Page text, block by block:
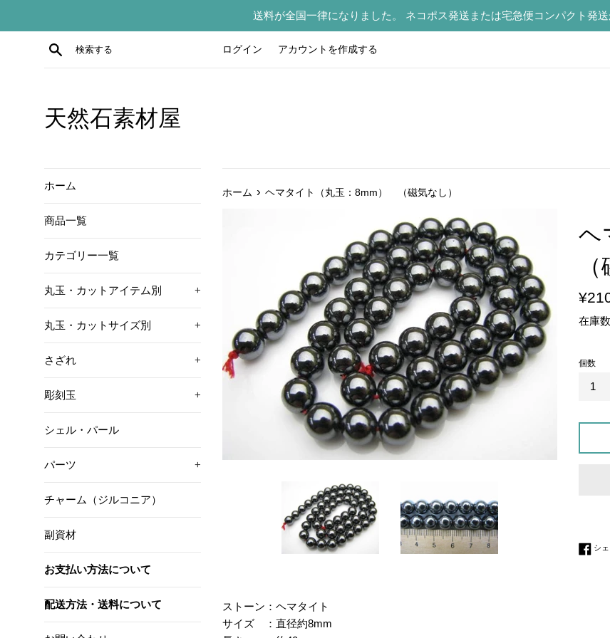
送料が全国一律になりました。 ネコポス発送または宅急便コンパクト発送
検索する ログイン アカウントを作成する
天然石素材屋
ホーム
商品一覧
カテゴリー一覧
丸玉・カットアイテム別 +
丸玉・カットサイズ別 +
さざれ +
彫刻玉 +
シェル・パール
パーツ +
チャーム（ジルコニア）
副資材
お支払い方法について
配送方法・送料について
ホーム › ヘマタイト（丸玉：8mm） （磁気なし）
ヘ
通
価
在庫
個数
シ
ストーン：ヘマタイト
サイズ ：直径約8mm